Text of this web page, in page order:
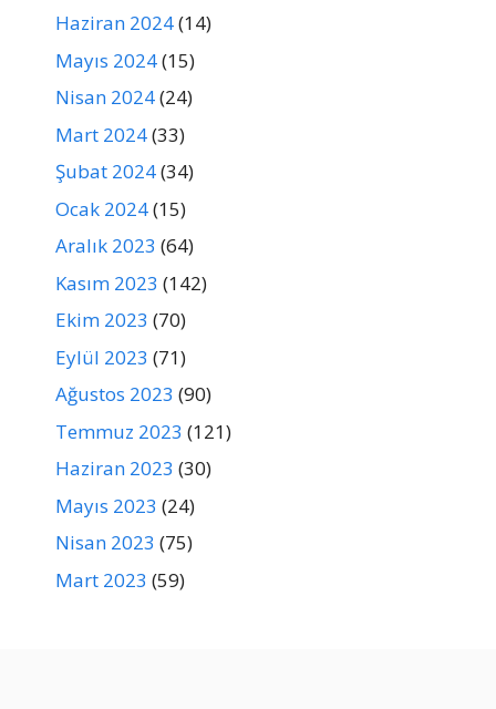
Haziran 2024(14)
Mayıs 2024(15)
Nisan 2024(24)
Mart 2024(33)
Şubat 2024(34)
Ocak 2024(15)
Aralık 2023 (64)
Kasım 2023 (142)
Ekim 2023 (70)
Eylül 2023 (71)
Ağustos 2023 (90)
Temmuz 2023 (121)
Haziran 2023 (30)
Mayıs 2023 (24)
Nisan 2023 (75)
Mart 2023 (59)